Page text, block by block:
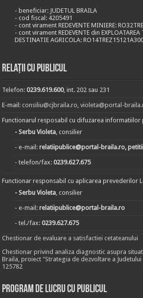
- beneficiar: JUDETUL BRAILA
- cod fiscal: 4205491
- cont virament REDEVENTE MINIERE:
- cont virament REDEVENTE din EXPLOATAREA
DESTINATIE AGRICOLA:
Relații cu publicul
Telefon:0239.619.600, int. 202 sau 231
E-mail:consiliu@cjbraila.ro,violeta@portal-
Functionarul resposabil cu difuzarea informatiilor
- Serbu Violeta, consilier
- e-mail:relatiipublice@portal-braila.ro,
- telefon/fax:0239.627.675
Functionar responsabil cu aplicarea prevederilor
- Serbu Violeta, consilier
- e-mail:relatiipublice@portal-braila.ro
- tel./fax:0239.627.675
Chestionar de evaluare a satisfactiei cetateanului
Chestionar privind analiza diagnostic asupra
Braila, proiect "Strategia de dezvoltare a Judetului
125782
Program de lucru cu publicul